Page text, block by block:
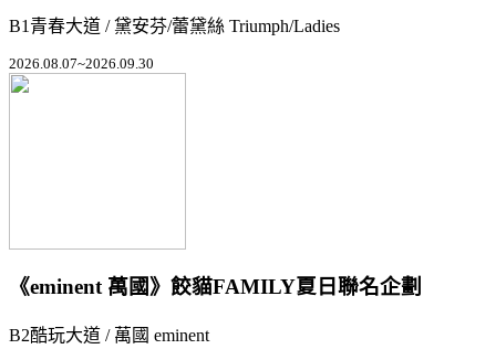
B1青春大道 / 黛安芬/蕾黛絲 Triumph/Ladies
2026.08.07~2026.09.30
《eminent 萬國》餃貓FAMILY夏日聯名企劃
B2酷玩大道 / 萬國 eminent